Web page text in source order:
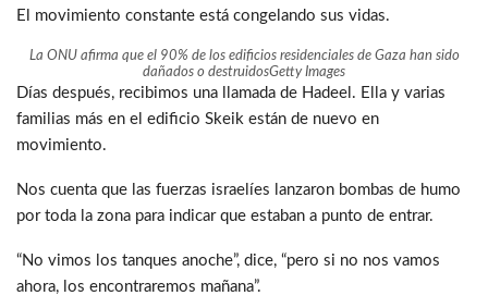
El movimiento constante está congelando sus vidas.
La ONU afirma que el 90% de los edificios residenciales de Gaza han sido
dañados o destruidosGetty Images
Días después, recibimos una llamada de Hadeel. Ella y varias
familias más en el edificio Skeik están de nuevo en
movimiento.
Nos cuenta que las fuerzas israelíes lanzaron bombas de humo
por toda la zona para indicar que estaban a punto de entrar.
“No vimos los tanques anoche”, dice, “pero si no nos vamos
ahora, los encontraremos mañana”.